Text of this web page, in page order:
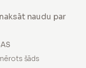
naudu par
šāds